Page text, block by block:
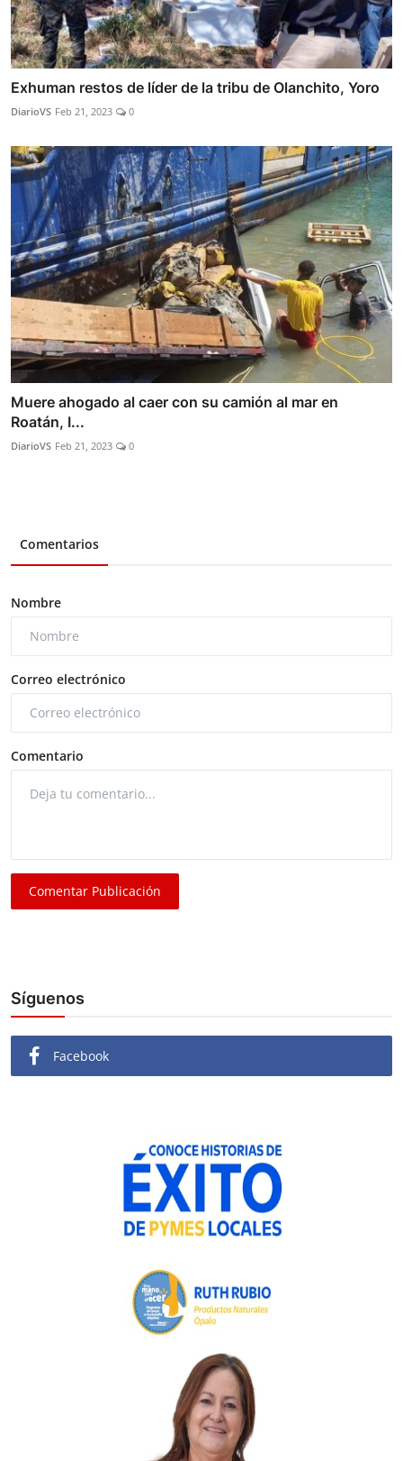
Exhuman restos de líder de la tribu de Olanchito, Yoro
DiarioVS Feb 21, 2023 0
Muere ahogado al caer con su camión al mar en
Roatán, I...
DiarioVS Feb 21, 2023 0
Comentarios
Nombre
Correo electrónico
Comentario
Comentar Publicación
Síguenos
Facebook